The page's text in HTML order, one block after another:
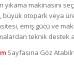
makinasını
otopark veya
emiş gücü ve
teknik
Sayfasına Göz